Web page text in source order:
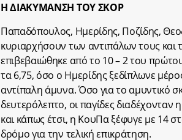
Η ΔΙΑΚΥΜΑΝΣΗ ΤΟΥ ΣΚΟΡ
Παπαδόπουλος, Ημερίδης, Ποζίδης,
κυριαρχήσουν των αντιπάλων τους και
επιβεβαιώθηκε από το 10 – 2 του
τα 6,75, όσο ο Ημερίδης ξεδίπλωνε
αντίπαλη άμυνα. Όσο για το αμυντικό
δευτερόλεπτο, οι παγίδες
και κάπως έτσι, η ΚουΠα ξέφυγε με 14
δρόμο για την τελική επικράτηση.